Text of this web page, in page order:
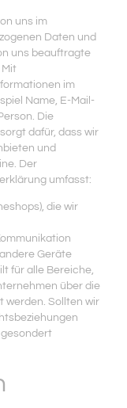
uns im
Daten und
uns beauftragte
Mit
im
Name, E-Mail-
Die
dafür, dass wir
und
Der
umfasst:
die wir
Geräte
für alle Bereiche,
über die
werden. Sollten wir